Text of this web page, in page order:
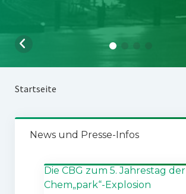
Startseite
News und Presse-Infos
Die CBG zum 5. Jahrestag der
Chem„park“-Explosion